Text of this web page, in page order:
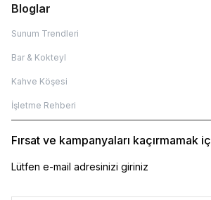
Bloglar
Sunum Trendleri
Bar & Kokteyl
Kahve Köşesi
İşletme Rehberi
Fırsat ve kampanyaları kaçırmamak
Lütfen e-mail adresinizi giriniz